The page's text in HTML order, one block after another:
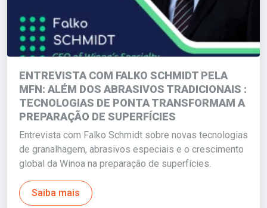
ENTREVISTA COM FALKO SCHMIDT PELA
MFN: ALÉM DOS ABRASIVOS TRADICIONAIS :
TECNOLOGIAS DE PONTA TRANSFORMAM A
PREPARAÇÃO DE SUPERFÍCIES
Entrevista com Falko Schmidt sobre novas tecnologias
de granalhagem, abrasivos especiais e o crescimento
global da Winoa na preparação de superfícies.
Saiba mais